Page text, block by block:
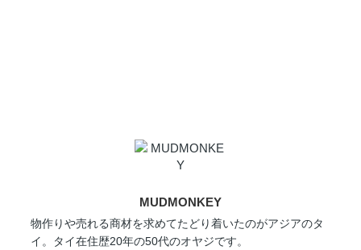
MUDMONKEY
物作りや売れる商材を求めてたどり着いたのがアジアのタ
イ。タイ在住歴20年の50代のオヤジです。